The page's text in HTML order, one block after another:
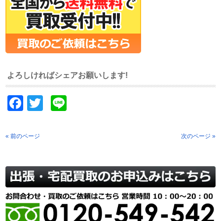
よろしければシェアお願いします!
Facebook
Twitter
« 前のページ 次のページ »